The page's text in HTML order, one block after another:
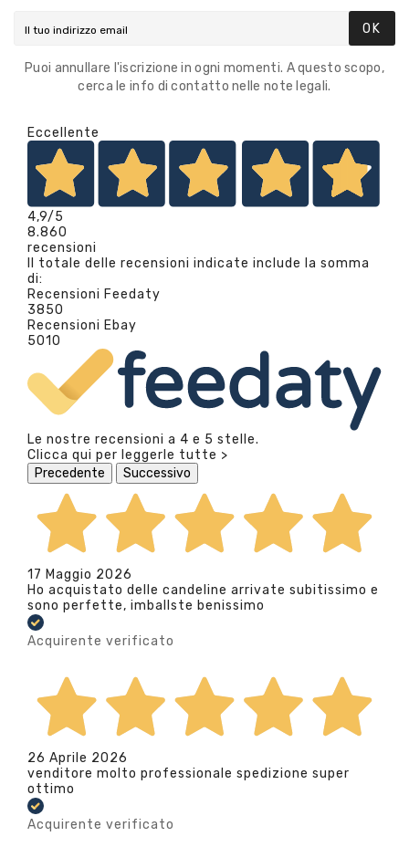
OK
Puoi annullare l'iscrizione in ogni momenti. A questo scopo,
cerca le info di contatto nelle note legali.
Eccellente
4,9/5
8.860
recensioni
Il totale delle recensioni indicate include la somma
di:
Recensioni Feedaty
3850
Recensioni Ebay
5010
Le nostre recensioni a 4 e 5 stelle.
Clicca qui per leggerle tutte >
Precedente
Successivo
17 Maggio 2026
Ho acquistato delle candeline arrivate subitissimo e
sono perfette, imballste benissimo
Acquirente verificato
26 Aprile 2026
venditore molto professionale spedizione super
ottimo
Acquirente verificato